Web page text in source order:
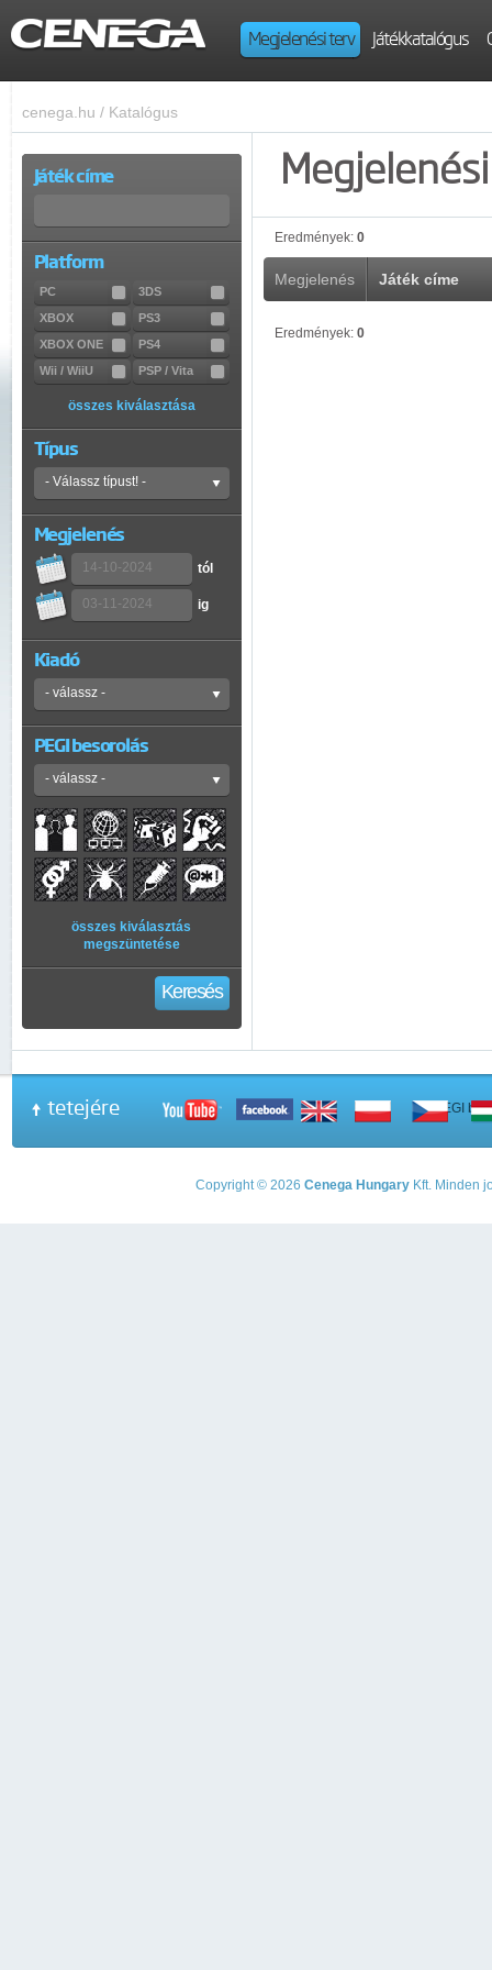
Megjelenési terv Játékkatalógus
cenega.hu / Katalógus
Játék címe
Platform
PC
3DS
XBOX
PS3
XBOX ONE
PS4
Wii / WiiU
PSP / Vita
összes kiválasztása
Típus
Megjelenés
tól
ig
Kiadó
PEGI besorolás
összes kiválasztás
megszüntetése
Keresés
Eredmények: 0
Megjelenés Játék címe
Eredmények: 0
tetejére A PEGI
Copyright © 2026 Cenega Hungary Kft. Minden